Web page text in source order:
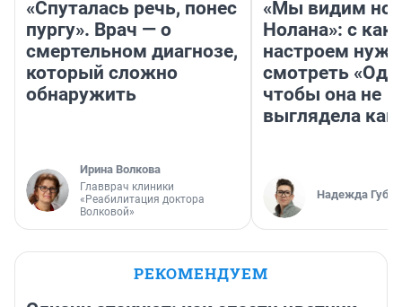
«Спуталась речь, понес
пургу». Врач — о
смертельном диагнозе,
который сложно
обнаружить
Ирина Волкова
Главврач клиники
«Реабилитация доктора
Волковой»
«Мы видим
Нолана»: с
настроем
смотреть
чтобы она не
выглядела как
Надежда
РЕКОМЕНДУЕМ